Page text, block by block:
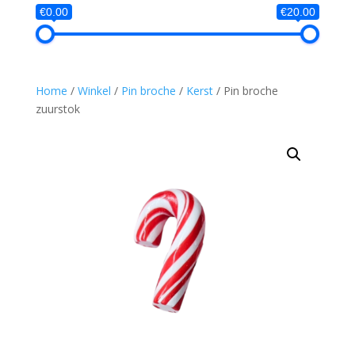
Home / Winkel / Pin broche / Kerst/ Pin broche
zuurstok
€0.00 €20.00